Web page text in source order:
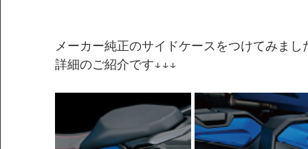
メーカー純正のサイドケースをつけてみまし
詳細のご紹介です↓↓↓